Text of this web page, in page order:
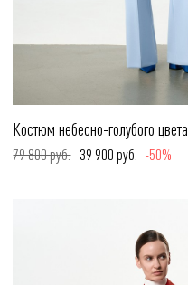
Костюм небесно-голубого цвета
79 800 руб. 39 900 руб. -50%